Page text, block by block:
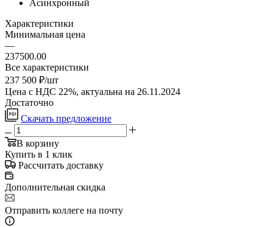
Асинхронный
Характеристики
Минимальная цена
—
237500.00
Все характеристики
237 500 ₽/шт
Цена с НДС 22%, актуальна на 26.11.2024
Достаточно
Скачать предложение
В корзину
Купить в 1 клик
Рассчитать доставку
Дополнительная скидка
Отправить коллеге на почту